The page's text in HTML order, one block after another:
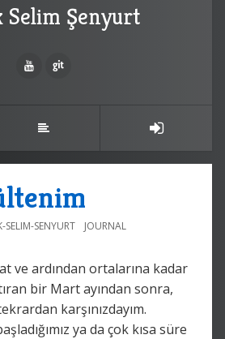
Selim Şenyurt
SELIM-SENYURT JOURNAL
ve ardından ortalarına kadar
bir Mart ayından sonra,
karşınızdayım.
ya da çok kısa süre